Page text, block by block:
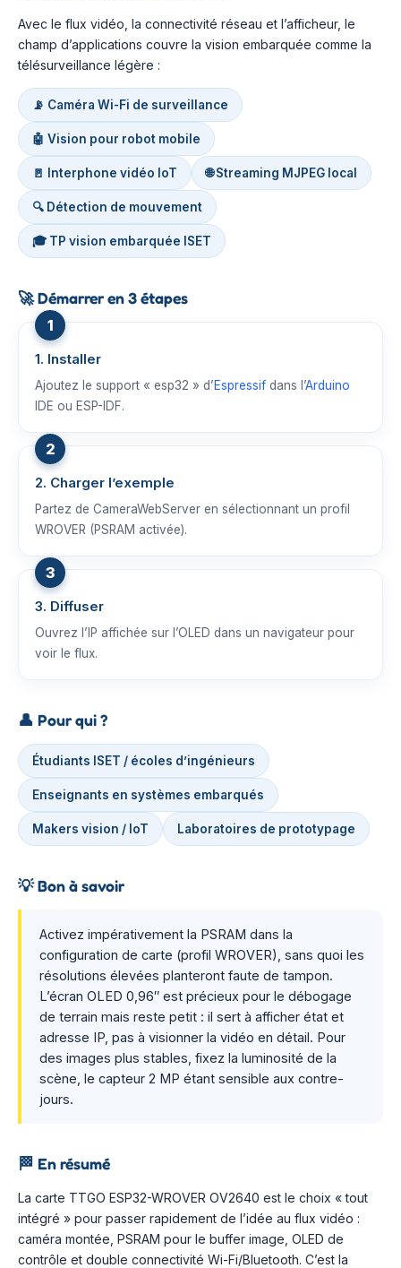
Avec le flux vidéo, la connectivité réseau et l’afficheur, le
champ d’applications couvre la vision embarquée comme la
télésurveillance légère :
📡 Caméra Wi-Fi de surveillance
🤖 Vision pour robot mobile
🚪 Interphone vidéo IoT 🌐 Streaming MJPEG local
🔍 Détection de mouvement
🎓 TP vision embarquée ISET
🚀Démarrer en 3 étapes
1. Installer
Ajoutez le support « esp32 » d’Espressif dans l’Arduino
IDE ou ESP-IDF.
2. Charger l’exemple
Partez de CameraWebServer en sélectionnant un profil
WROVER (PSRAM activée).
3. Diffuser
Ouvrez l’IP affichée sur l’OLED dans un navigateur pour
voir le flux.
👤 Pour qui ?
Étudiants ISET / écoles d’ingénieurs
Enseignants en systèmes embarqués
Makers vision / IoT Laboratoires de prototypage
💡Bon à savoir
Activez impérativement la PSRAM dans la
configuration de carte (profil WROVER), sans quoi les
résolutions élevées planteront faute de tampon.
L’écran OLED 0,96″ est précieux pour le débogage
de terrain mais reste petit : il sert à afficher état et
adresse IP, pas à visionner la vidéo en détail. Pour
des images plus stables, fixez la luminosité de la
scène, le capteur 2 MP étant sensible aux contre-
jours.
🏁 En résumé
La carte TTGO ESP32-WROVER OV2640 est le choix « tout
intégré » pour passer rapidement de l’idée au flux vidéo :
caméra montée, PSRAM pour le buffer image, OLED de
contrôle et double connectivité Wi-Fi/Bluetooth. C’est la